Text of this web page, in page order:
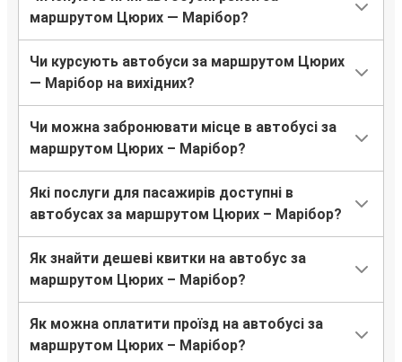
маршрутом Цюрих — Марібор?
Чи курсують автобуси за маршрутом Цюрих
— Марібор на вихідних?
Чи можна забронювати місце в автобусі за
маршрутом Цюрих – Марібор?
Які послуги для пасажирів доступні в
автобусах за маршрутом Цюрих – Марібор?
Як знайти дешеві квитки на автобус за
маршрутом Цюрих – Марібор?
Як можна оплатити проїзд на автобусі за
маршрутом Цюрих – Марібор?